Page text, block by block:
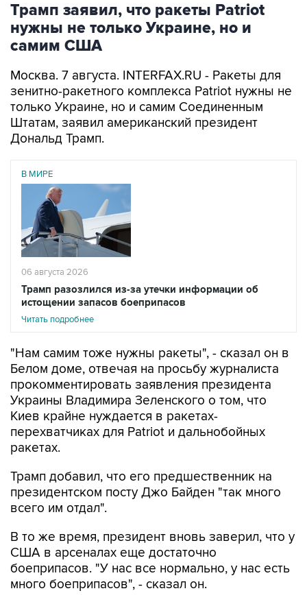
Трамп заявил, что ракеты Patriot
нужны не только Украине, но и
самим США
Москва. 7 августа. INTERFAX.RU - Ракеты для
зенитно-ракетного комплекса Patriot нужны не
только Украине, но и самим Соединенным
Штатам, заявил американский президент
Дональд Трамп.
В МИРЕ
06 августа 2026
Трамп разозлился из-за утечки информации об
истощении запасов боеприпасов
Читать подробнее
"Нам самим тоже нужны ракеты", - сказал он в
Белом доме, отвечая на просьбу журналиста
прокомментировать заявления президента
Украины Владимира Зеленского о том, что
Киев крайне нуждается в ракетах-
перехватчиках для Patriot и дальнобойных
ракетах.
Трамп добавил, что его предшественник на
президентском посту Джо Байден "так много
всего им отдал".
В то же время, президент вновь заверил, что у
США в арсеналах еще достаточно
боеприпасов. "У нас все нормально, у нас есть
много боеприпасов", - сказал он.